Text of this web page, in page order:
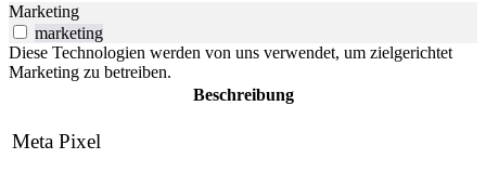
Marketing
marketing
Diese Technologien werden von uns verwendet, um zielgerichtet
Marketing zu betreiben.
Beschreibung
Meta Pixel